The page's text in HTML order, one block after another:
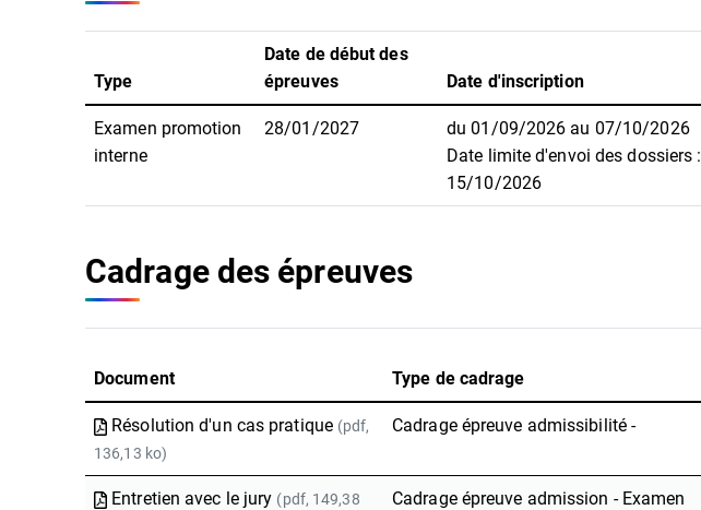
Type
Date de début des
épreuves
Date d'inscription
Examen promotion
interne
28/01/2027
du 01/09/2026 au 07/10/2026
Date limite d'envoi des dossiers :
15/10/2026
Cadrage des épreuves
Document Type de cadrage
Résolution d'un cas pratique (pdf,
136,13 ko)
Cadrage épreuve admissibilité -
Entretien avec le jury (pdf, 149,38
Cadrage épreuve admission - Examen